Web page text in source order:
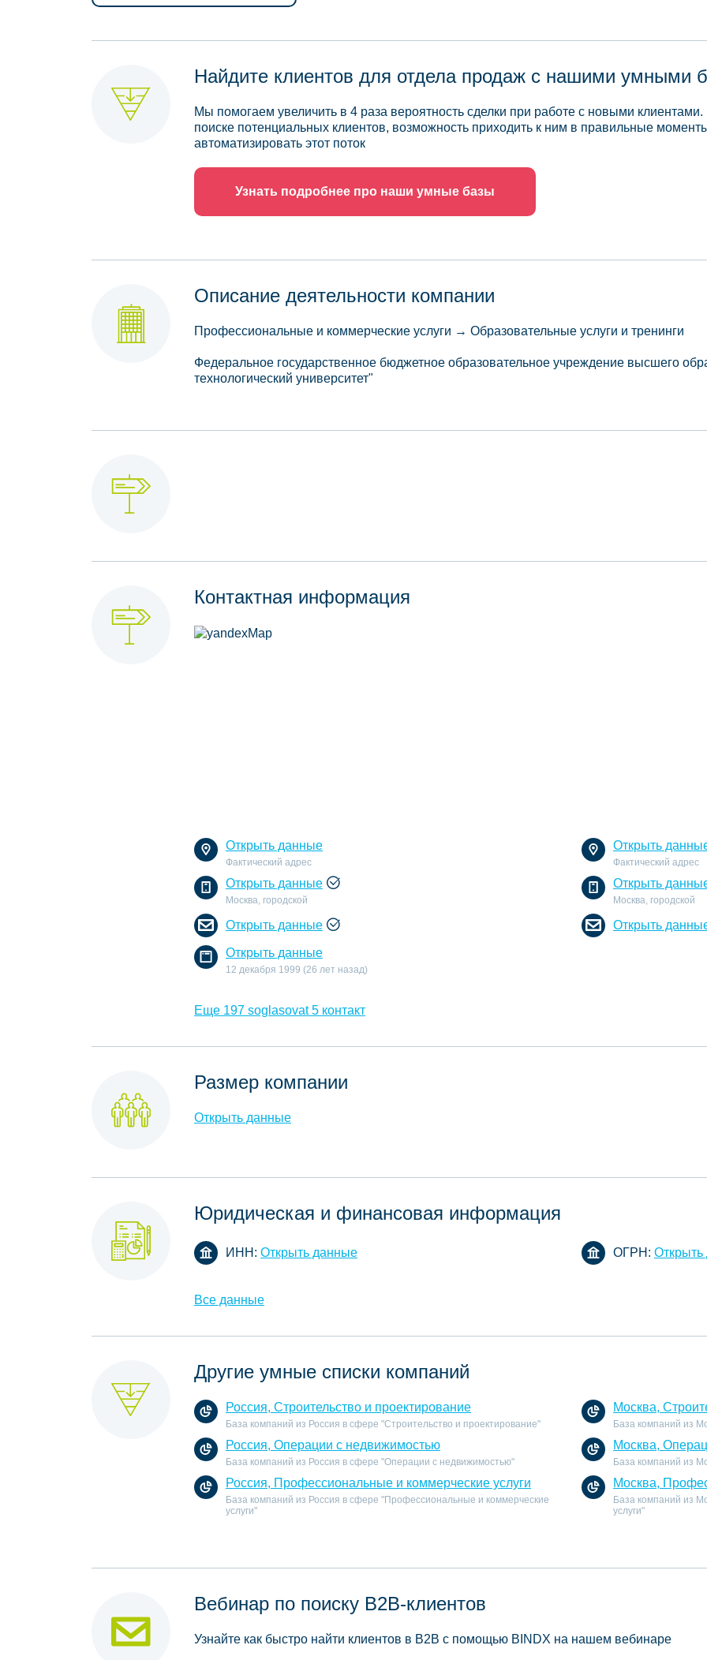
Найдите клиентов для отдела продаж с нашими умными
Мы помогаем увеличить в 4 раза вероятность сделки при работе с новыми
поиске потенциальных клиентов, возможность приходить к ним в правильные
автоматизировать этот поток
Узнать подробнее про наши умные базы
Описание деятельности компании
Профессиональные и коммерческие услуги → Образовательные услуги и тренинги
Федеральное государственное бюджетное образовательное учреждение высшего
технологический университет"
Контактная информация
Открыть данные
Фактический адрес
Открыть
Фактический адрес
Открыть данные
Москва, городской
Открыть
Москва, городской
Открыть данные Открыть
Открыть данные
12 декабря 1999 (26 лет назад)
Еще 197 soglasovat 5 контакт
Размер компании
Открыть данные
Юридическая и финансовая информация
ИНН: Открыть данные ОГРН:
Все данные
Другие умные списки компаний
Россия, Строительство и проектирование
База компаний из Россия в сфере "Строительство и проектирование"
Москва,
База компаний из
Россия, Операции с недвижимостью
База компаний из Россия в сфере "Операции с недвижимостью"
Москва,
База компаний из
Россия, Профессиональные и коммерческие услуги
База компаний из Россия в сфере "Профессиональные и коммерческие
услуги"
Москва,
База компаний из
услуги"
Вебинар по поиску B2B-клиентов
Узнайте как быстро найти клиентов в B2B с помощью BINDX на нашем вебинаре